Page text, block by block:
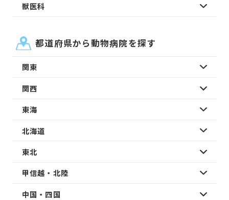
獣医科
都道府県から動物病院を探す
関東
関西
東海
北海道
東北
甲信越・北陸
中国・四国